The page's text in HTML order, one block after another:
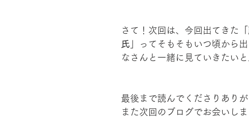
さて！次回は、今回出てきた「
氏 」ってそもそもいつ頃から
なさんと一緒に見ていきたいと
最後まで読んでくださりあり
また次回のブログでお会いし